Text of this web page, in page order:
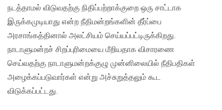
நடத்தாமல் விடுவதற்கு நிதிப்பற்றாக்குறை ஒரு சாட்டாக
இருக்கமுடியாது என்ற நீதிமன்றங்களின் தீர்ப்பை
அரசாங்கத்தினால் அலட்சியம் செய்யப்பட்டிருக்கிறது.
நாடாளுமன்றச் சிறப்புரிமையை மீறியதாக விசாரணை
செய்வதற்கு நாடாளுமன்றக்குழு முன்னிலையில் நீதிபதிகள்
அழைக்கப்படுவார்கள் என்று அச்சுறுத்தலும் கூட
விடுக்கப்பட்டது.